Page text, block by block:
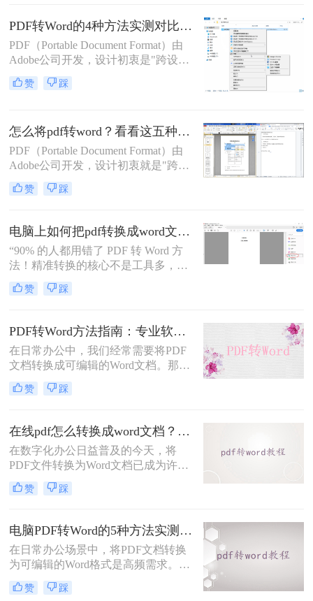
助你高效完成转换。
PDF转Word的4种方法实测对比（附还原度对比表）！
PDF（Portable Document Format）由
Adobe公司开发，设计初衷是"跨设备
一致性呈现"——无论在什么设备上
打开，排版都完全一样。这个优点也
位置，而Word是流式排版，内容从上
到下流动、自动换行。
赞 踩
怎么将pdf转word？看看这五种转换方法！
PDF（Portable Document Format）由
Adobe公司开发，设计初衷就是"跨设
备一致性呈现"——无论在什么设备
上打开，排版都完全一样。这个优点
用固定坐标记录每个文字、图形的精
确位置，而Word是流式排版，内容从
上到下流动、自动换行。
赞 踩
电脑上如何把pdf转换成word文档？这3个高效精准的方法，让你办公效能翻倍！
“90% 的人都用错了 PDF 转 Word 方
法！精准转换的核心不是工具多，而
是选对适配场景”职场中，“PDF 转
Word” 是高频刚需 —— 项目报告需提
论文需调整格式，稍有不慎就会出现
排版错乱、文字丢失、表格变形等问
题。
赞 踩
PDF转Word方法指南：专业软件、在线工具、Word内置与改后缀名4种方案对比！
在日常办公中，我们经常需要将PDF
文档转换成可编辑的Word文档。那么
如何将pdf转换成word呢？本文将介绍
几种常用的PDF转Word的方法，助您
赞 踩
在线pdf怎么转换成word文档？PDF猫与转转大师2种在线工具使用指南与功能对比！
在数字化办公日益普及的今天，将
PDF文件转换为Word文档已成为许多
职场人士和学生群体的日常需求。
PDF格式虽然便于分享和保持格式一
找到一种高效、便捷的在线转换方法
显得尤为重要。那么在线pdf怎么转换
成word文档呢？本文将介绍两种在线
将PDF转换成Word文档的方法。
赞 踩
电脑PDF转Word的5种方法实测指南：从在线工具到OCR识别与命令行自动化！
在日常办公场景中，将PDF文档转换
为可编辑的Word格式是高频需求。那
么电脑pdf怎么转换成word呢？本文综
合2025年最新技术动态，系统解析
赞 踩